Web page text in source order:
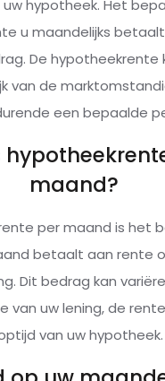
hypotheek. Het
u maandelijks
De hypotheekrente
van de
een bepaalde
maand?
per maand is het
betaalt aan rente
Dit bedrag kan
van uw lening, de
van uw hypotheek.